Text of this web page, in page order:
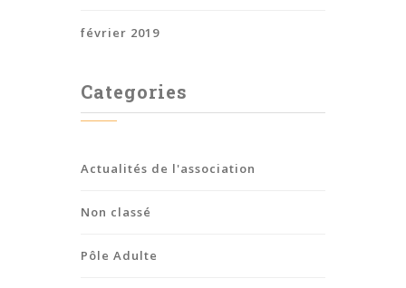
février 2019
Categories
Actualités de l'association
Non classé
Pôle Adulte